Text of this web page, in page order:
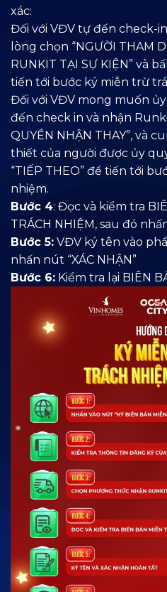
xác:
Đối với VĐV tự đến check-
lòng chọn “NGƯỜI THAM
RUNKIT TẠI SỰ KIỆN” và
tiến tới bước ký miễn trừ
Đối với VĐV mong muốn
đến check in và nhận
QUYỀN NHẬN THAY”, và
thiết của người được ủy
“TIẾP THEO” để tiến tới
nhiệm.
Bước 4: Đọc và kiểm tra
TRÁCH NHIỆM, sau đó
Bước 5: VĐV ký tên vào
nhấn nút “XÁC NHẬN”
Bước 6: Kiểm tra lại BIÊN